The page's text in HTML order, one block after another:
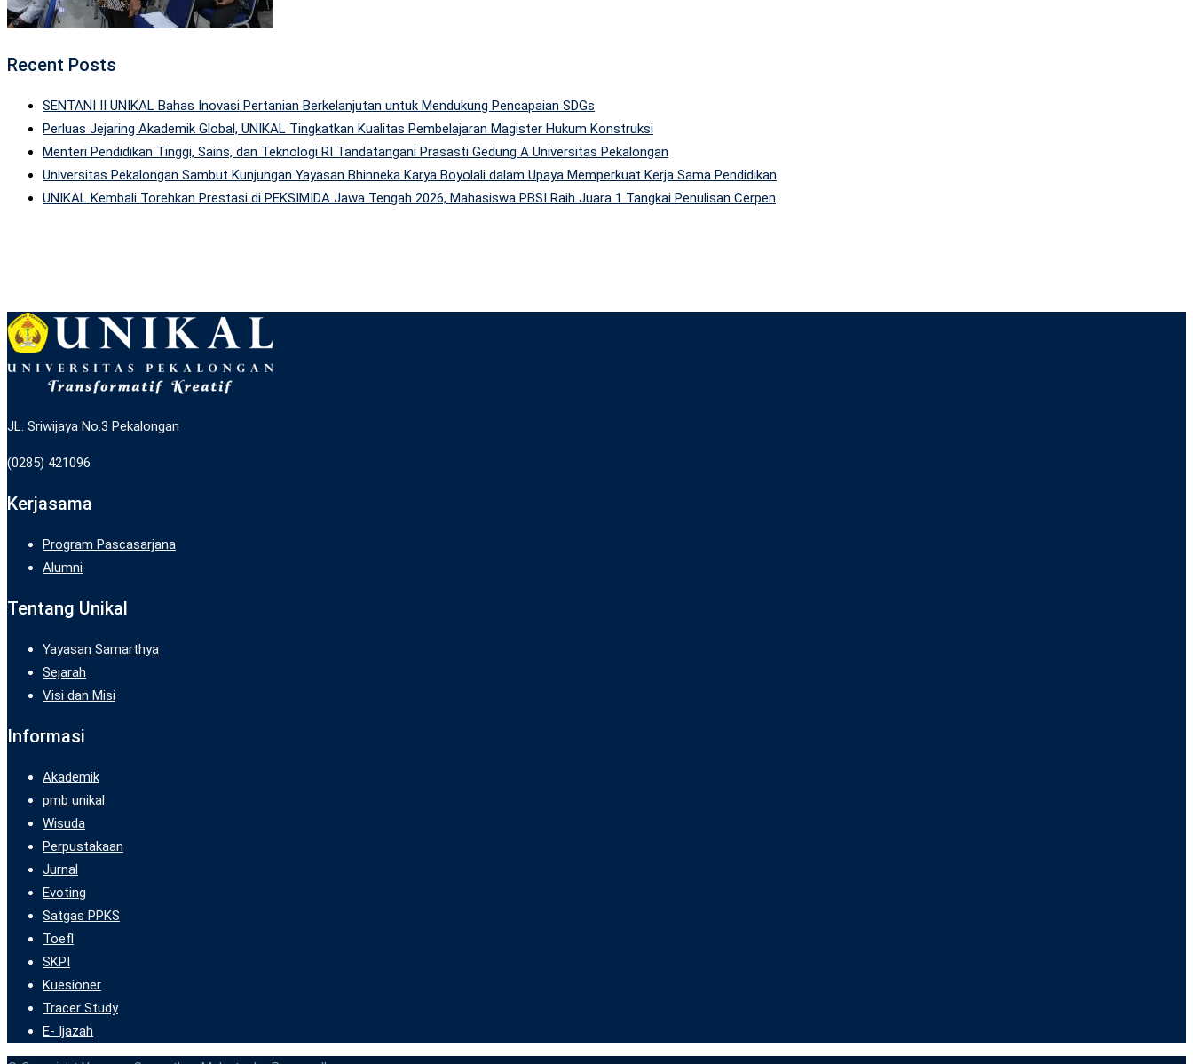
Recent Posts
SENTANI II UNIKAL Bahas Inovasi Pertanian Berkelanjutan untuk Mendukung Pencapaian SDGs
Perluas Jejaring Akademik Global, UNIKAL Tingkatkan Kualitas Pembelajaran Magister Hukum Konstruksi
Menteri Pendidikan Tinggi, Sains, dan Teknologi RI Tandatangani Prasasti Gedung A Universitas Pekalongan
Universitas Pekalongan Sambut Kunjungan Yayasan Bhinneka Karya Boyolali dalam Upaya Memperkuat Kerja Sama Pendidikan
UNIKAL Kembali Torehkan Prestasi di PEKSIMIDA Jawa Tengah 2026, Mahasiswa PBSI Raih Juara 1 Tangkai Penulisan Cerpen
JL. Sriwijaya No.3 Pekalongan
(0285) 421096
Kerjasama
Program Pascasarjana
Alumni
Tentang Unikal
Yayasan Samarthya
Sejarah
Visi dan Misi
Informasi
Akademik
pmb unikal
Wisuda
Perpustakaan
Jurnal
Evoting
Satgas PPKS
Toefl
SKPI
Kuesioner
Tracer Study
E- Ijazah